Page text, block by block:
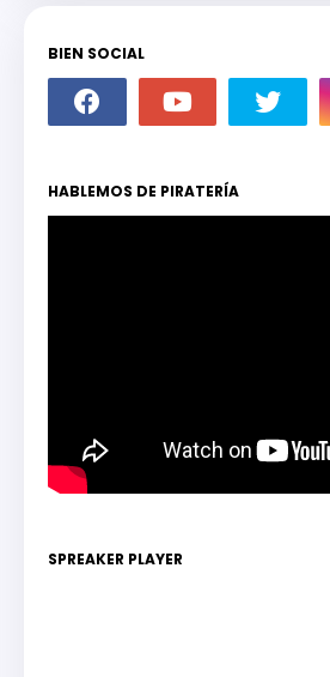
BIEN SOCIAL
HABLEMOS DE PIRATERÍA
SPREAKER PLAYER